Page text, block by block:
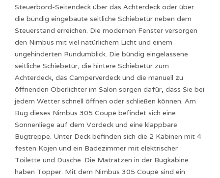
Steuerbord-Seitendeck über das Achterdeck oder über
die bündig eingebaute seitliche Schiebetür neben dem
Steuerstand erreichen. Die modernen Fenster versorgen
den Nimbus mit viel natürlichem Licht und einem
ungehinderten Rundumblick. Die bündig eingelassene
seitliche Schiebetür, die hintere Schiebetür zum
Achterdeck, das Camperverdeck und die manuell zu
öffnenden Oberlichter im Salon sorgen dafür, dass Sie bei
jedem Wetter schnell öffnen oder schließen können. Am
Bug dieses Nimbus 305 Coupé befindet sich eine
Sonnenliege auf dem Vordeck und eine klappbare
Bugtreppe. Unter Deck befinden sich die 2 Kabinen mit 4
festen Kojen und ein Badezimmer mit elektrischer
Toilette und Dusche. Die Matratzen in der Bugkabine
haben Topper. Mit dem Nimbus 305 Coupé sind ein